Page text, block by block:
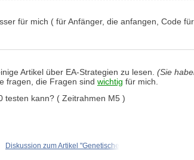
für mich ( für Anfänger, die anfangen, Code
Artikel über EA-Strategien zu lesen. (Sie
fragen, die Fragen sind wichtig für mich.
testen kann? ( Zeitrahmen M5 )
Diskussion zum Artikel "Genetische